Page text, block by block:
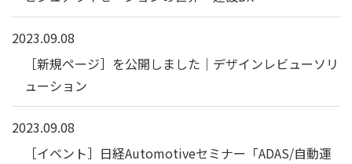
2023.09.08
［新規ページ］を公開しました｜デザインレビューソリ
ューション
2023.09.08
［イベント］日経Automotiveセミナー「ADAS/自動運